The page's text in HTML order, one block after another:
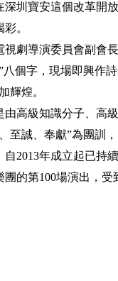
圳寶安這個改革開
。
劇導演委員會副會長
個字，現場即興作
輝煌。
級知識分子、高級
至誠、奉獻”為團訓
2013年成立起已持
的第100場演出，受